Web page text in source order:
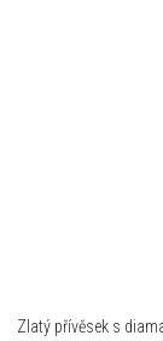
Zlatý přívěsek s